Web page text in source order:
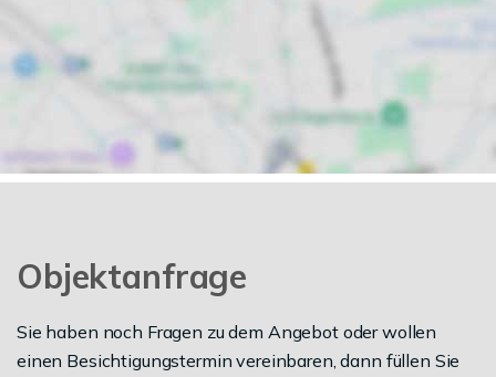
Objektanfrage
Sie haben noch Fragen zu dem Angebot oder wollen
einen Besichtigungstermin vereinbaren, dann füllen Sie